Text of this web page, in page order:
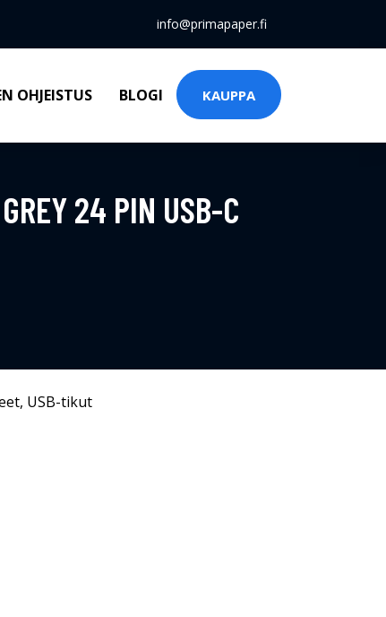
info@primapaper.fi
OHJEISTUS BLOGI KAUPPA
24 PIN USB-C
, USB-tikut